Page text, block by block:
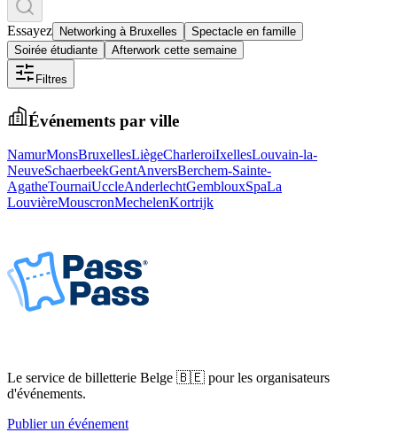
Essayez Networking à Bruxelles
Spectacle en famille
Soirée étudiante
Afterwork cette semaine
Filtres
Événements par ville
NamurMonsBruxellesLiègeCharleroiIxellesLouvain-la-
NeuveSchaerbeekGentAnversBerchem-Sainte-
AgatheTournaiUccleAnderlechtGemblouxSpaLa
LouvièreMouscronMechelenKortrijk
Le service de billetterie Belge 🇧🇪 pour les organisateurs
d'événements.
Publier un événement